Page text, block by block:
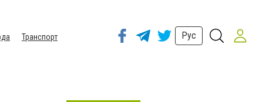
Транспорт
Рус